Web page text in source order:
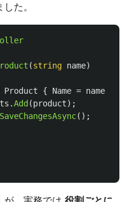
た。
(string name)
Product { Name = name
.Add (product);
SaveChangesAsync();